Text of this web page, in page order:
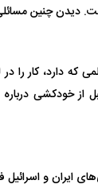
دیدن چنین
کار را در
از خودکشی
ایران و